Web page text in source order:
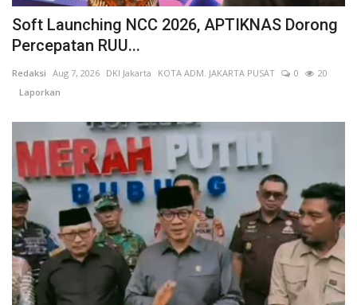
Soft Launching NCC 2026, APTIKNAS Dorong
Percepatan RUU...
Redaksi Aug 7, 2026 DKI Jakarta KOTA ADM. JAKARTA PUSAT 0
20
Laporkan